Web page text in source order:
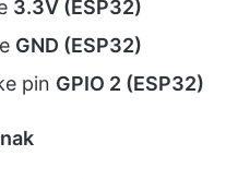
3.3V (ESP32)
GND (ESP32)
pin GPIO 2 (ESP32)